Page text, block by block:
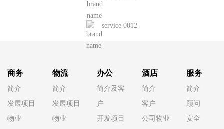
service 0012
商务
简介
发展项目
物业
物流
简介
发展项目
物业
办公
简介及客
户
开发项目
酒店
简介
客户
公司物业
服务
简介
顾问
安全